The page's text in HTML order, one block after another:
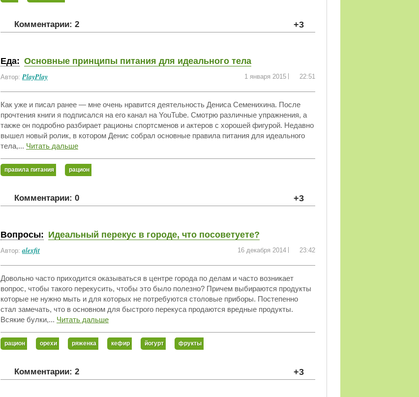
Комментарии: 2 +3
Еда: Основные принципы питания для идеального тела
Автор: PlayPlay 1 января 2015 22:51
Как уже и писал ранее — мне очень нравится деятельность Дениса Семенихина. После
прочтения книги я подписался на его канал на YouTube. Смотрю различные упражнения, а
также он подробно разбирает рационы спортсменов и актеров с хорошей фигурой. Недавно
вышел новый ролик, в котором Денис собрал основные правила питания для идеального
тела,... Читать дальше
правила питания рацион
Комментарии: 0 +3
Вопросы: Идеальный перекус в городе, что посоветуете?
Автор: alexfit 16 декабря 2014 23:42
Довольно часто приходится оказываться в центре города по делам и часто возникает
вопрос, чтобы такого перекусить, чтобы это было полезно? Причем выбираются продукты
которые не нужно мыть и для которых не потребуются столовые приборы. Постепенно
стал замечать, что в основном для быстрого перекуса продаются вредные продукты.
Всякие булки,... Читать дальше
рацион орехи ряженка кефир йогурт фрукты
Комментарии: 2 +3